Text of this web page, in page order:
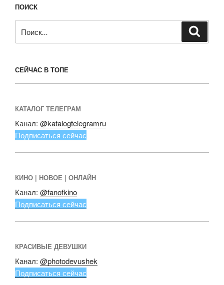
ПОИСК
СЕЙЧАС В ТОПЕ
КАТАЛОГ ТЕЛЕГРАМ
Канал: @katalogtelegramru
Подписаться сейчас
КИНО | НОВОЕ | ОНЛАЙН
Канал: @fanofkino
Подписаться сейчас
КРАСИВЫЕ ДЕВУШКИ
Канал: @photodevushek
Подписаться сейчас